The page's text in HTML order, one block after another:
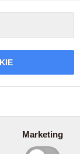
ở trên, natri
carboxy
Marketing